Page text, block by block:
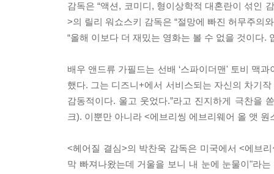
감독은 “액션, 코미디, 형이상학적 대혼란이 섞인
>의 릴리 워쇼스키 감독은 “절망에 빠진 허무주의
“올해 이보다 더 재밌는 영화는 볼 수 없을 것이다
배우 앤드류 가필드는 선배 ‘스파이더맨' 토비 맥
했다. 그는 디즈니+에서 서비스되는 자신의 차기
감동적이다. 울고 웃었다.”라고 진지하게 극찬을
크). 이뿐만 아니라 <에브리씽 에브리웨어 올 앳
<헤어질 결심>의 박찬욱 감독은 미국에서 <에브
막 빠져나왔는데 거울을 보니 내 눈에 눈물이"라